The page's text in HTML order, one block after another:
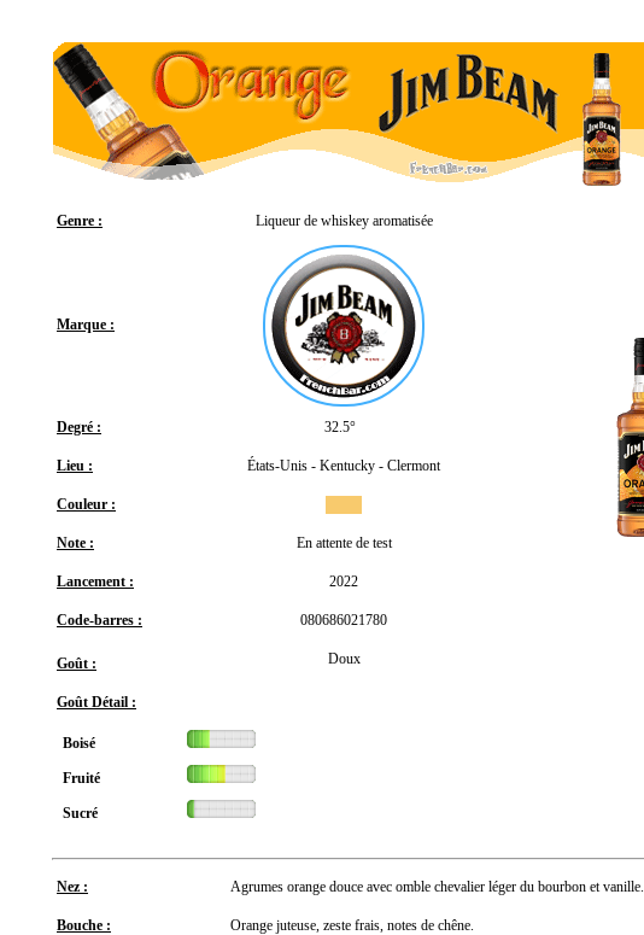
Genre : Liqueur de whiskey aromatisée
Marque :
Degré : 32.5°
Lieu : États-Unis - Kentucky - Clermont
Couleur :
Note : En attente de test
Lancement : 2022
Code-barres : 080686021780
Goût : Doux
Goût Détail :
Boisé
Fruité
Sucré
Nez : Agrumes orange douce avec omble chevalier léger du bourbon et vanille.
Bouche : Orange juteuse, zeste frais, notes de chêne.